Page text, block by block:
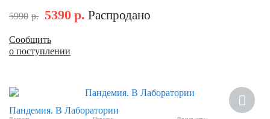
5990 р. 5390 р. Распродано
Сообщить
о поступлении
Пандемия. В Лаборатории